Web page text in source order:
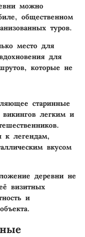
можно
общественном
туров.
место для
для
которые не
старинные
легким и
к легендам,
вкусом
деревни не
визитных
и